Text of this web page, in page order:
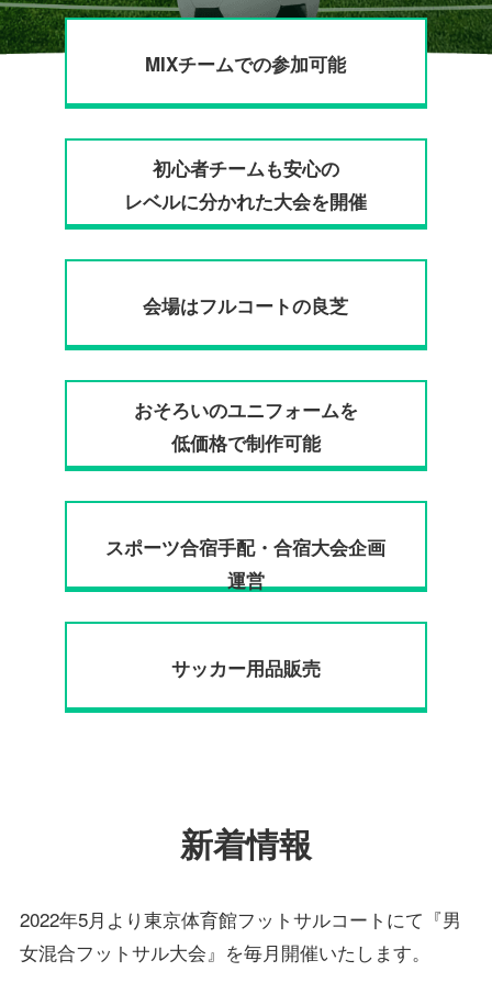
MIXチームでの参加可能
初心者チームも安心の
レベルに分かれた大会を開催
会場はフルコートの良芝
おそろいのユニフォームを
低価格で制作可能
スポーツ合宿手配・合宿大会企画
運営
サッカー用品販売
新着情報
2022年5月より東京体育館フットサルコートにて『男
女混合フットサル大会』を毎月開催いたします。